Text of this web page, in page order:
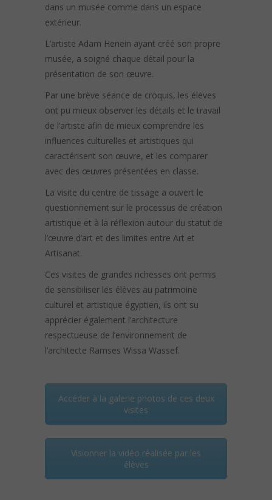
dans un musée comme dans un espace
extérieur.
L’artiste Adam Henein ayant créé son propre
musée, a soigné chaque détail pour la
présentation de son œuvre.
Par une brève séance de croquis, les élèves
ont pu mieux observer les détails et le travail
de l’artiste afin de mieux comprendre les
influences culturelles et artistiques qui
caractérisent son œuvre, et les comparer
avec des œuvres présentées en classe.
La visite du centre de tissage a ouvert le
questionnement sur le processus de création
artistique et à la réflexion autour du statut de
l’œuvre d’art et des limites entre Art et
Artisanat.
Ces visites de grandes richesses ont permis
de sensibiliser les élèves au patrimoine
culturel et artistique égyptien, ils ont su
apprécier également l’architecture
respectueuse de l’environnement de
l’architecte Ramses Wissa Wassef.
Accéder à la galerie photos de ces deux
visites
Visionner la vidéo réalisée par les
élèves